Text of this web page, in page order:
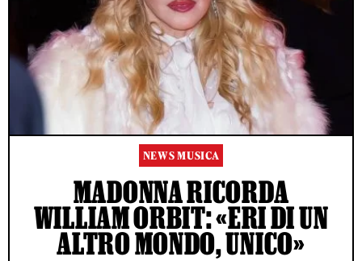
NEWS MUSICA
MADONNA RICORDA
WILLIAM ORBIT: «ERI DI UN
ALTRO MONDO, UNICO»